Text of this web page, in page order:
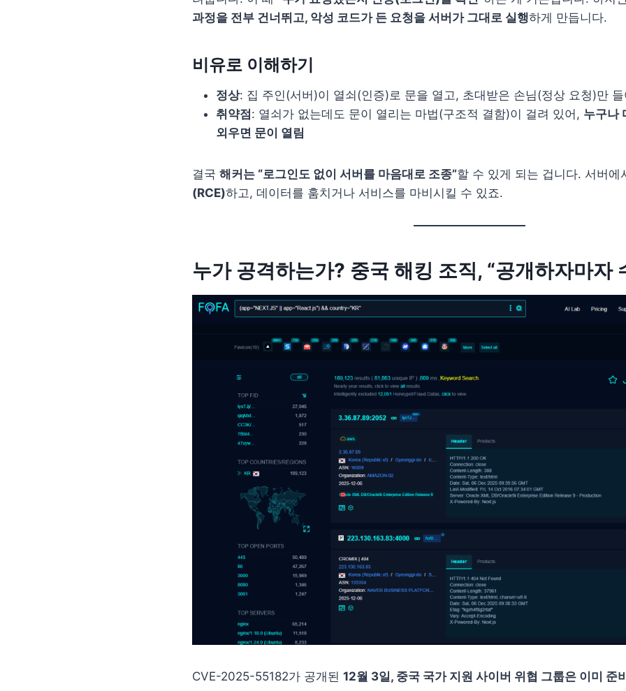
과정을 전부 건너뛰고, 악성 코드가 든 요청을 서버가 그대로 실행하게 만듭니다.
비유로 이해하기
정상: 집 주인(서버)이 열쇠(인증)로 문을 열고, 초대받은 손님(정상 요청)만
취약점: 열쇠가 없는데도 문이 열리는 마법(구조적 결함)이 걸려 있어, 누구나
외우면 문이 열림
결국 해커는 “로그인도 없이 서버를 마음대로 조종”할 수 있게 되는 겁니다. 서버에
(RCE)하고, 데이터를 훔치거나 서비스를 마비시킬 수 있죠.
누가 공격하는가? 중국 해킹 조직, “공개하자마자
CVE-2025-55182가 공개된 12월 3일, 중국 국가 지원 사이버 위협 그룹은 이미 준